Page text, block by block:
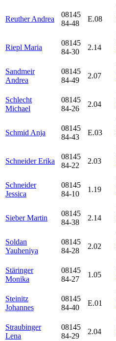
Reuther Andrea
08145
84-48
E.08
Riepl Maria
08145
84-30
2.14
Sandmeir
Andrea
08145
84-49
2.07
Schlecht
Michael
08145
84-26
2.04
Schmid Anja
08145
84-43
E.03
Schneider Erika
08145
84-22
2.03
Schneider
Jessica
08145
84-10
1.19
Sieber Martin
08145
84-38
2.14
Soldan
Yauheniya
08145
84-28
2.02
Stäringer
Monika
08145
84-27
1.05
Steinitz
Johannes
08145
84-40
E.01
Straubinger
Lena
08145
84-29
2.04